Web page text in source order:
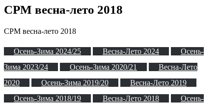
CPM весна-лето 2018
CPM весна-лето 2018
Осень-Зима 2024/25 Весна-Лето 2024
Осень-
Зима 2023/24
Осень-Зима 2020/21
Весна-Лето
2020
Осень-Зима 2019/20
Весна-Лето 2019
Осень-Зима 2018/19
Весна-Лето 2018
Осень-